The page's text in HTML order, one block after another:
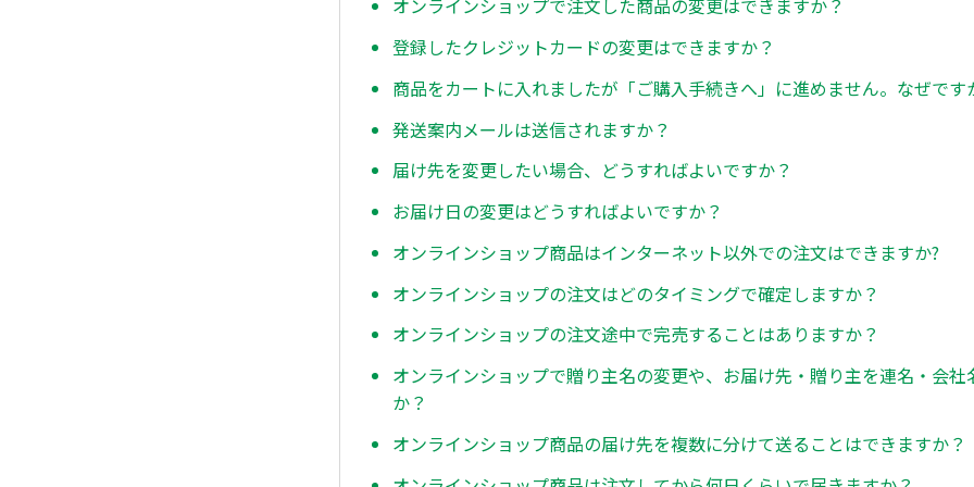
オンラインショップで注文した商品の変更はできますか？
登録したクレジットカードの変更はできますか？
商品をカートに入れましたが「ご購入手続きへ」に進めません。なぜです
発送案内メールは送信されますか？
届け先を変更したい場合、どうすればよいですか？
お届け日の変更はどうすればよいですか？
オンラインショップ商品はインターネット以外での注文はできますか?
オンラインショップの注文はどのタイミングで確定しますか？
オンラインショップの注文途中で完売することはありますか？
オンラインショップで贈り主名の変更や、お届け先・贈り主を連名・会社
か？
オンラインショップ商品の届け先を複数に分けて送ることはできますか？